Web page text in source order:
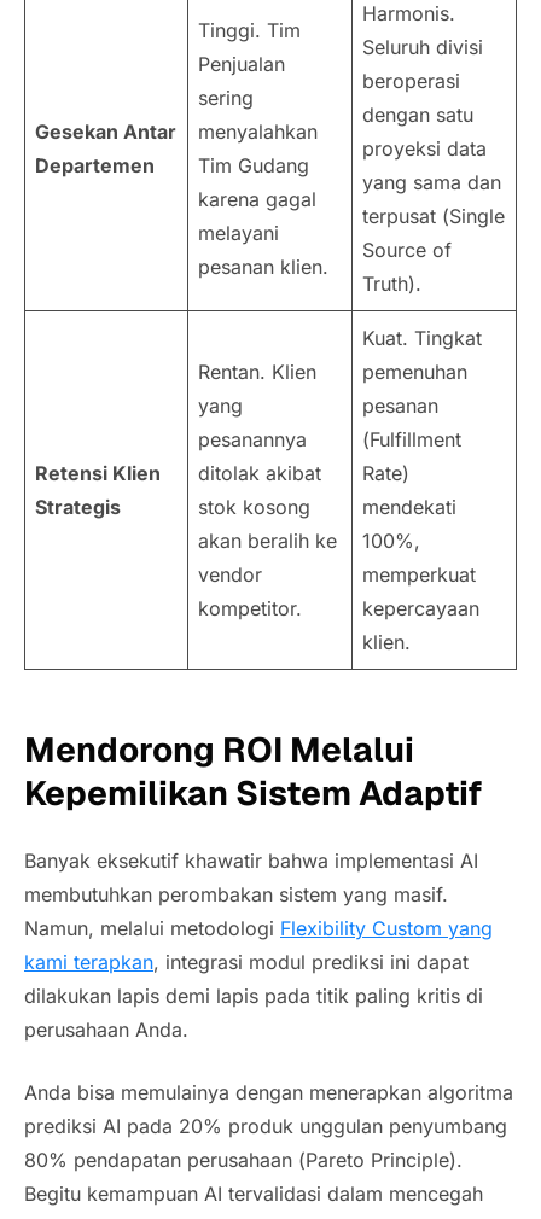
Gesekan Antar
Departemen
Tinggi. Tim
Penjualan
sering
menyalahkan
Tim Gudang
karena gagal
melayani
pesanan klien.
Harmonis.
Seluruh divisi
beroperasi
dengan satu
proyeksi data
yang sama dan
terpusat (Single
Source of
Truth).
Retensi Klien
Strategis
Rentan. Klien
yang
pesanannya
ditolak akibat
stok kosong
akan beralih ke
vendor
kompetitor.
Kuat. Tingkat
pemenuhan
pesanan
(Fulfillment
Rate)
mendekati
100%,
memperkuat
kepercayaan
klien.
Mendorong ROI Melalui
Kepemilikan Sistem Adaptif
Banyak eksekutif khawatir bahwa implementasi AI
membutuhkan perombakan sistem yang masif.
Namun, melalui metodologi Flexibility Custom yang
kami terapkan, integrasi modul prediksi ini dapat
dilakukan lapis demi lapis pada titik paling kritis di
perusahaan Anda.
Anda bisa memulainya dengan menerapkan algoritma
prediksi AI pada 20% produk unggulan penyumbang
80% pendapatan perusahaan (Pareto Principle).
Begitu kemampuan AI tervalidasi dalam mencegah